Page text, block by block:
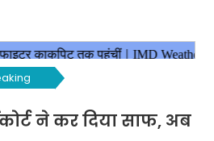
ने कर दिया साफ, अब